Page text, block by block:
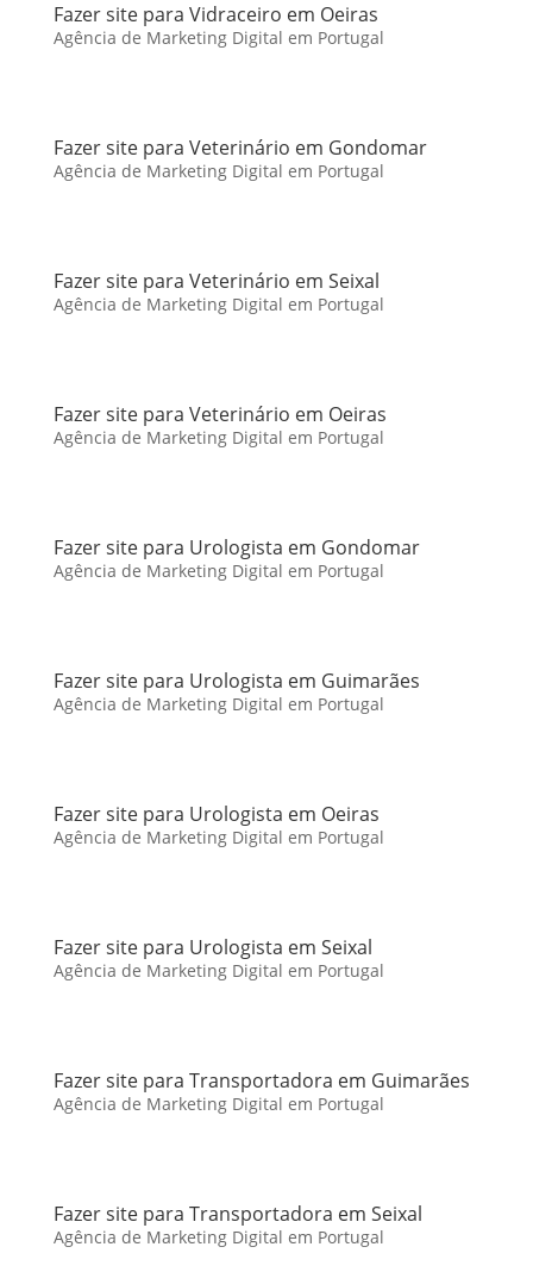
Fazer site para Vidraceiro em Oeiras
Agência de Marketing Digital em Portugal
Fazer site para Veterinário em Gondomar
Agência de Marketing Digital em Portugal
Fazer site para Veterinário em Seixal
Agência de Marketing Digital em Portugal
Fazer site para Veterinário em Oeiras
Agência de Marketing Digital em Portugal
Fazer site para Urologista em Gondomar
Agência de Marketing Digital em Portugal
Fazer site para Urologista em Guimarães
Agência de Marketing Digital em Portugal
Fazer site para Urologista em Oeiras
Agência de Marketing Digital em Portugal
Fazer site para Urologista em Seixal
Agência de Marketing Digital em Portugal
Fazer site para Transportadora em Guimarães
Agência de Marketing Digital em Portugal
Fazer site para Transportadora em Seixal
Agência de Marketing Digital em Portugal